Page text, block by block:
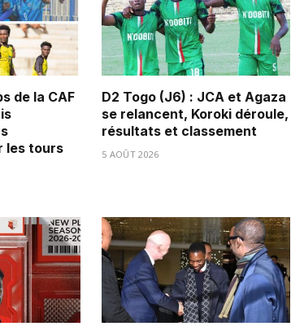
de la CAF
les tours
D2 Togo (J6) : JCA et Agaza
se relancent, Koroki déroule,
résultats et classement
5 AOÛT 2026